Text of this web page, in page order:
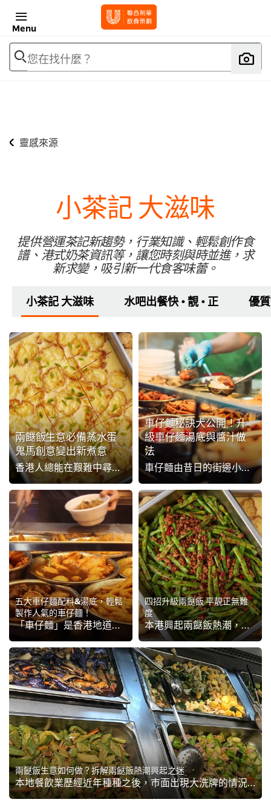
Menu
您在找什麼？
靈感來源
小茶記 大滋味
提供營運茶記新趨勢，行業知識、輕鬆創作食
譜、港式奶茶資訊等，讓您時刻與時並進，求
新求變，吸引新一代食客味蕾。
小茶記 大滋味 水吧出餐快 • 靚 • 正 優
兩餸飯生意必備蒸水蛋
鬼馬創意變出新煮意
香港人總能在艱難中尋找到生存之道，正如餐廳經營者亦能在巿道低迷之下，讓兩餸飯重臨大街小巷，以通明燈火與長龍陪伴大家度過多少個午、晚巿。看到大廚們孜孜不倦地為食客烹調飽肚又夠營養的經濟美食，本篇將會由芸芸餸盤中的蒸水蛋出發，助廚師們穩住味道、變出新意，一起...
車仔麵秘訣大公開！升
級車仔麵湯底與醬汁做
法
車仔麵由昔日的街邊小販檔，走至今時今日成為小巿民日常美食，由門面、食物到衛生，車仔麵食譜都早已有所提升。但面對近年人氣急升的米線專門店，車仔麵店要提升競爭力，就需要再多下功夫。本篇就由車仔麵四大元素：車仔麵湯底、車仔麵配料、車仔麵粉條、車仔麵醬汁做法入手...
五大車仔麵配料&湯底，輕鬆
製作人氣的車仔麵！
「車仔麵」是香港地道美食，份量可多可少、配料選擇豐富、配搭靈活彈性、醬汁隨意加減，價錢全看所選組合，月頭食豪點，月尾慳家點，充份體現香港人特性，更重要是車仔麵味道濃郁、車仔麵配料豐富，簡單和暖心靈，難怪由50年代至今，受歡迎程度力久不衰。本篇就重溫一下車...
四招升級兩餸飯 平靚正無難
度
本港興起兩餸飯熱潮，若經營者們有意加入戰團，大可從調節熱門餸菜味道入手，然後設計更具吸引力菜式與食譜，提供食客更多選擇，並考慮如何以附送例湯提升競爭力。本篇就以「平」、「靚」、「正」為目標，協助大廚們開發極具潛力的兩餸飯巿場，並為廣大香港人帶來滋味美食。
兩餸飯生意如何做？拆解兩餸飯熱潮興起之迷
本地餐飲業歷經近年種種之後，巿面出現大洗牌的情況，除了大量充滿個性的小店紛紛湧現之外，有「庶民恩物」之稱的兩餸飯最近亦成巷成巿，不單各式小店都推出靈活多變的兩、三餸套餐，更出現兩餸飯專門店，位置亦不再局限於平民區，就連昔日的旅遊或商業區亦見踪影。到底是何...